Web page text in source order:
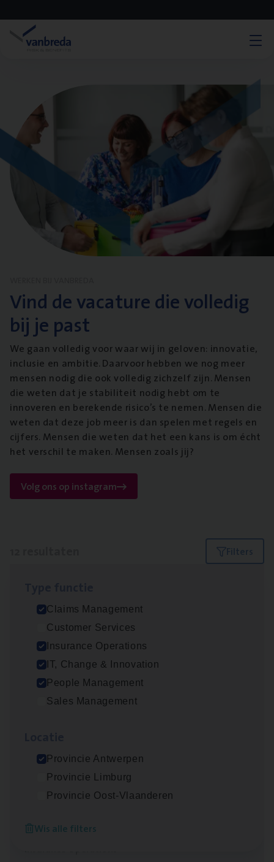
Vind de vacature die volledig
bij je past
We gaan volledig voor waar wij in geloven: innovatie,
inclusie en ambitie. Daarvoor hebben we nog meer
mensen nodig die ook volledig zichzelf zijn. Mensen
die weten dat je stabiliteit nodig hebt om te
innoveren en berekende risico’s te nemen. Mensen die
weten dat deze job meer is dan spelen met regels en
cijfers. Mensen die weten dat het een kans is om écht
het verschil te maken. Mensen zoals jij?
Volg ons op instagram
Filters
Claims Management
Customer Services
Insurance Operations
IT, Change & Innovation
People Management
Sales Management
Provincie Antwerpen
Provincie Limburg
Provincie Oost-Vlaanderen
Wis alle filters
Dos­sier­be­heer­der ver­ze­ke­rin­gen — Soci­al
Pro­fit en Public
Insurance Operations
Antwerpen
Antwerpen
Benefits